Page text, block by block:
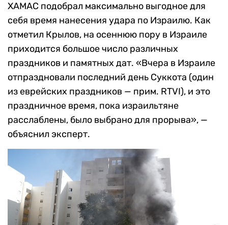
ХАМАС подобрал максимально выгодное для
себя время нанесения удара по Израилю. Как
отметил Крылов, на осеннюю пору в Израиле
приходится большое число различных
праздников и памятных дат. «Вчера в Израиле
отпраздновали последний день Суккота (один
из еврейских праздников — прим. RTVI), и это
праздничное время, пока израильтяне
расслаблены, было выбрано для прорыва», —
объяснил эксперт.